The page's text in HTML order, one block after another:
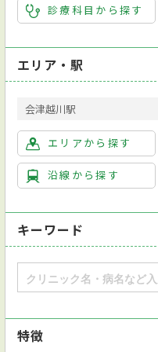
診療科目から探す
エリア・駅
会津越川駅
エリアから探す
沿線から探す
キーワード
特徴